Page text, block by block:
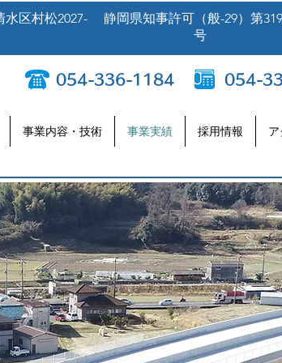
水区村松2027-
静岡県知事許可（般-29）第
号
054-336-1184 054-
事業内容・技術 事業実績 採用情報